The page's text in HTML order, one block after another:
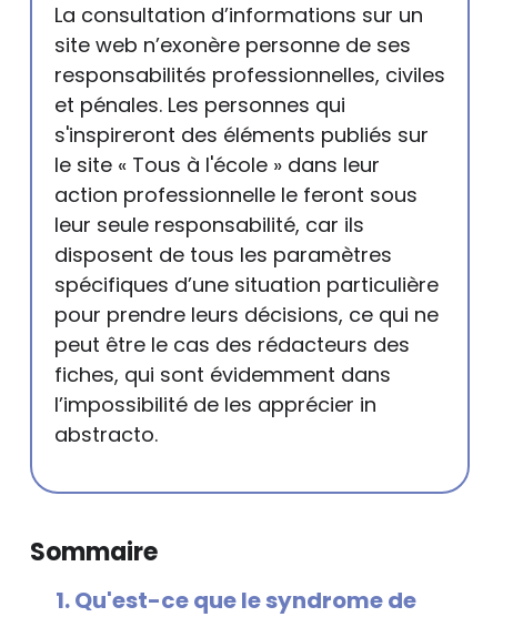
La consultation d’informations sur un
site web n’exonère personne de ses
responsabilités professionnelles, civiles
et pénales. Les personnes qui
s'inspireront des éléments publiés sur
le site « Tous à l'école » dans leur
action professionnelle le feront sous
leur seule responsabilité, car ils
disposent de tous les paramètres
spécifiques d’une situation particulière
pour prendre leurs décisions, ce qui ne
peut être le cas des rédacteurs des
fiches, qui sont évidemment dans
l’impossibilité de les apprécier in
abstracto.
Sommaire
Qu'est-ce que le syndrome de